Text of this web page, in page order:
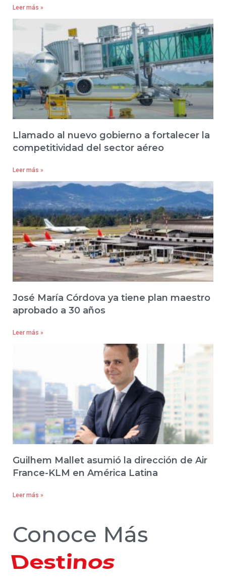
Leer más »
Llamado al nuevo gobierno a fortalecer la
competitividad del sector aéreo
Leer más »
José María Córdova ya tiene plan maestro
aprobado a 30 años
Leer más »
Guilhem Mallet asumió la dirección de Air
France-KLM en América Latina
Leer más »
Conoce Más
Hoteles